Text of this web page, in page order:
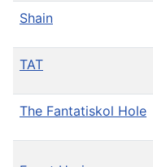
Shain
TAT
The Fantatiskol Hole